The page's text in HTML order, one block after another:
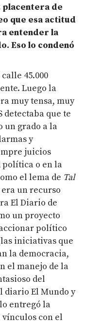
placentera de
que esa actitud
entender la
Eso lo condenó
45.000
Luego la
muy tensa, muy
detectaba que te
un grado a la
y
juicios
o en la
el lema de Tal
un recurso
El Diario de
un proyecto
político
iniciativas que
la democracia,
el manejo de la
del
diario El Mundo y
entregó la
con el